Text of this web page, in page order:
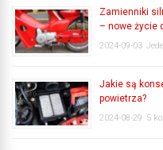
Zamienniki
– nowe życie
2024-09-03
Jakie są
powietrza?
2024-08-29 5